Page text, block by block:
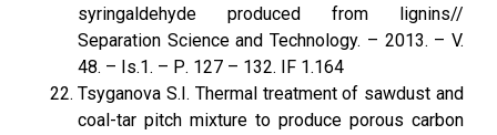
syringaldehyde produced from lignins//
Separation Science and Technology. – 2013. – V.
48. – Is.1. – Р. 127 – 132. IF 1.164
Tsyganova S.I. Thermal treatment of sawdust and
coal-tar pitch mixture to produce porous carbon